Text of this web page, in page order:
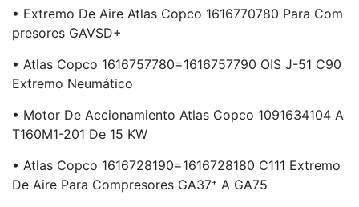
• Extremo De Aire Atlas Copco 1616770780 Para Com
Presores GAVSD+
• Atlas Copco 1616757780=1616757790 OIS J-51 C90
Extremo Neumático
• Motor De Accionamiento Atlas Copco 1091634104 A
T160M1-201 De 15 KW
• Atlas Copco 1616728190=1616728180 C111 Extremo
De Aire Para Compresores GA37⁺ A GA75